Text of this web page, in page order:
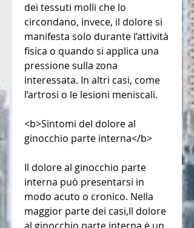
dei tessuti molli che lo
circondano, invece, il dolore si
manifesta solo durante l’attività
fisica o quando si applica una
pressione sulla zona
interessata. In altri casi, come
l’artrosi o le lesioni meniscali.
<b>Sintomi del dolore al
ginocchio parte interna</b>
Il dolore al ginocchio parte
interna può presentarsi in
modo acuto o cronico. Nella
maggior parte dei casi,Il dolore